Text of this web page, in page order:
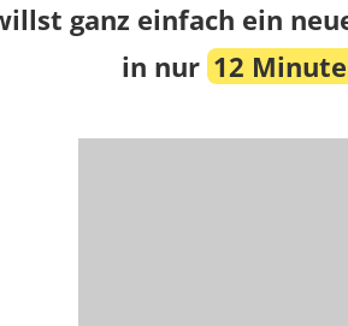
ganz einfach ein
in nur 12